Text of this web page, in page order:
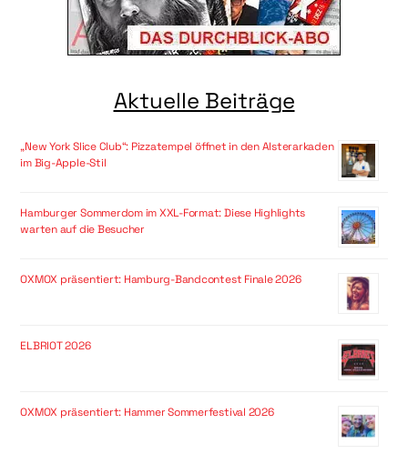
Aktuelle Beiträge
„New York Slice Club“: Pizzatempel öffnet in den Alsterarkaden
im Big-Apple-Stil
Hamburger Sommerdom im XXL-Format: Diese Highlights
warten auf die Besucher
OXMOX präsentiert: Hamburg-Bandcontest Finale 2026
ELBRIOT 2026
OXMOX präsentiert: Hammer Sommerfestival 2026